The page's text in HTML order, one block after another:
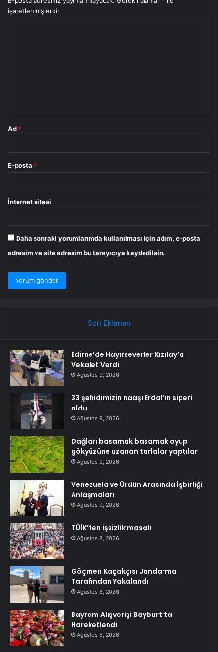
işaretlenmişlerdir
Ad *
E-posta *
İnternet sitesi
Daha sonraki yorumlarımda kullanılması için adım, e-posta
adresim ve site adresim bu tarayıcıya kaydedilsin.
Son Eklenen
Edirne’de Hayırseverler Kızılay’a
Vekalet Verdi
Ağustos 9, 2026
33 şehidimizin naaşı Erdal’ın siperi
oldu
Ağustos 9, 2026
Dağları basamak basamak oyup
gökyüzüne uzanan tarlalar yaptılar
Ağustos 9, 2026
Venezuela ve Ürdün Arasında İşbirliği
Anlaşmaları
Ağustos 9, 2026
TÜİK’ten işsizlik masalı
Ağustos 8, 2026
Göçmen Kaçakçısı Jandarma
Tarafından Yakalandı
Ağustos 8, 2026
Bayram Alışverişi Bayburt’ta
Hareketlendi
Ağustos 8, 2026